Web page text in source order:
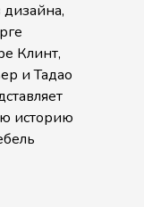
Клинт,
и Тадао
историю